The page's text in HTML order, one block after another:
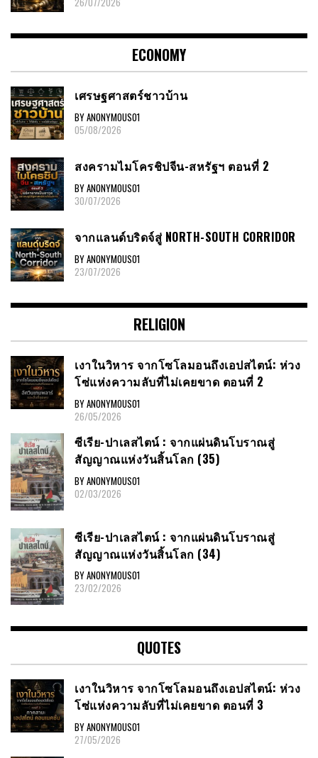
ECONOMY
เศรษฐศาสตร์ชาวบ้าน
BY ANONYMOUS01
05/08/2026
สงครามไมโครชิปจีน-สหรัฐฯ ตอนที่ 2
BY ANONYMOUS01
30/07/2026
จากแลนด์บริดจ์สู่ NORTH-SOUTH CORRIDOR
BY ANONYMOUS01
23/07/2026
RELIGION
เงาในวิหาร จากโซโลมอนถึงเอปสไตน์: ห่วง
โซ่แห่งความลับที่ไม่เคยขาด ตอนที่ 2
BY ANONYMOUS01
26/05/2026
ซีเรีย​-ปาเลสไตน์​ : จากแผ่นดินโบราณสู่
สัญญาณ​แห่งวันสิ้นโลก​ (35)
BY ANONYMOUS01
02/03/2026
ซีเรีย​-ปาเลสไตน์​ : จากแผ่นดินโบราณสู่
สัญญาณ​แห่งวันสิ้นโลก​ (34)
BY ANONYMOUS01
23/02/2026
QUOTES
เงาในวิหาร จากโซโลมอนถึงเอปสไตน์: ห่วง
โซ่แห่งความลับที่ไม่เคยขาด ตอนที่ 3
BY ANONYMOUS01
27/05/2026